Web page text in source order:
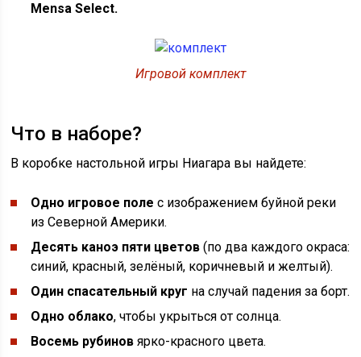
Mensa Select.
Игровой комплект
Что в наборе?
В коробке настольной игры Ниагара вы найдете:
Одно игровое поле с изображением буйной реки
из Северной Америки.
Десять каноэ пяти цветов (по два каждого окраса:
синий, красный, зелёный, коричневый и желтый).
Один спасательный круг на случай падения за борт.
Одно облако, чтобы укрыться от солнца.
Восемь рубинов ярко-красного цвета.